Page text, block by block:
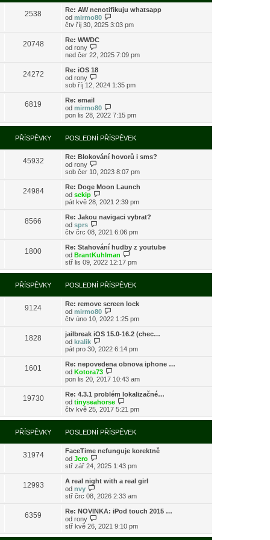
s
l
e
d
ř
í
ě
v
k
i
t
p
o
d
ř
í
p
ě
v
e
2538
Re: AW nenotifikuju whatsapp
od mirmo80
o
z
i
o
s
n
í
ř
s
p
ě
v
k
čtv říj 30, 2025 3:03 pm
20748
Re: WWDC
od rony
o
r
z
i
p
o
s
l
e
d
í
ř
s
p
ě
v
k
ned čer 22, 2025 7:09 pm
24272
Re: iOS 18
od rony
o
a
z
i
t
p
o
s
l
d
í
p
ř
í
p
ě
v
e
k
sob říj 12, 2024 1:35 pm
6819
Re: email
od mirmo80
o
r
a
z
i
t
o
l
d
í
p
ř
í
s
p
ě
v
e
pon lis 28, 2022 7:15 pm
PŘÍSPĚVKY POSLEDNÍ PŘÍSPĚVEK
45932
Re: Blokování hovorů i sms?
od rony
o
r
a
z
p
o
s
e
d
n
í
ř
p
ě
v
k
sob čer 10, 2023 8:07 pm
24984
Re: Doge Moon Launch
od sekip
o
r
z
i
t
p
o
s
l
d
í
p
ř
í
s
p
ě
v
k
pát kvě 28, 2021 2:39 pm
8566
Re: Jakou navigaci vybrat?
od sprs
o
r
a
z
i
t
p
o
s
l
e
d
í
p
ř
í
p
ě
v
k
čtv črc 08, 2021 6:06 pm
1800
Re: Stahování hudby z youtube
od BrantKuhlman
o
r
a
z
i
t
o
l
d
í
ř
í
p
v
e
stř lis 09, 2022 12:17 pm
PŘÍSPĚVKY POSLEDNÍ PŘÍSPĚVEK
9124
Re: remove screen lock
od mirmo80
o
r
z
i
p
o
s
l
e
d
n
í
ř
p
ě
v
k
čtv úno 10, 2022 1:25 pm
1828
jailbreak iOS 15.0-16.2 (chec…
od kralik
o
r
a
z
i
p
o
s
l
d
í
ř
í
p
ě
v
k
pát pro 30, 2022 6:14 pm
1601
Re: nepovedena obnova iphone …
od Kotora73
o
r
a
z
t
p
o
s
l
d
í
ř
í
s
p
ě
v
e
pon lis 20, 2017 10:43 am
19730
Re: 4.3.1 problém lokalizačné…
od tinyseahorse
o
r
a
z
i
t
o
l
d
í
ř
í
s
čtv kvě 25, 2017 5:21 pm
PŘÍSPĚVKY POSLEDNÍ PŘÍSPĚVEK
31974
FaceTime nefunguje korektně
od Jero
o
r
z
i
t
p
o
s
l
stř zář 24, 2025 1:43 pm
12993
A real night with a real girl
od nvy
o
r
a
z
t
stř črc 08, 2026 2:33 am
6359
Re: NOVINKA: iPod touch 2015 …
od rony
o
stř kvě 26, 2021 9:10 pm